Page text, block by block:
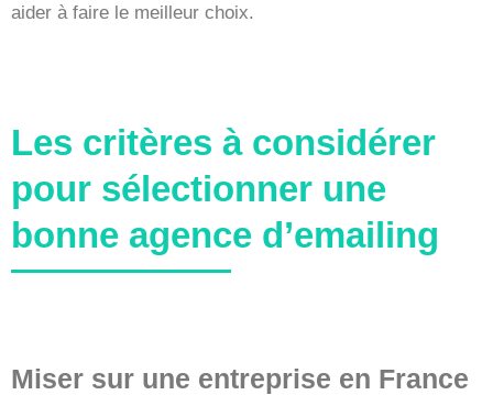
aider à faire le meilleur choix.
Les critères à considérer
pour sélectionner une
bonne agence d’emailing
Miser sur une entreprise en France